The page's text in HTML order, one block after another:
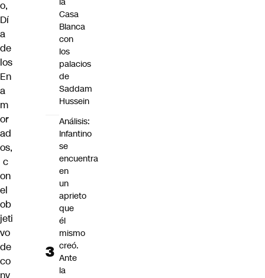
o,
Dí
a
de
los
En
a
m
or
ad
os,
c
on
el
ob
jeti
vo
de
co
nv
Casa
Blanca
con
los
palacios
de
Saddam
Hussein
Análisis:
Infantino
se
encuentra
en
un
aprieto
que
él
mismo
creó.
Ante
la